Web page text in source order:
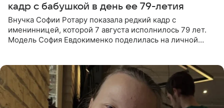
кадр с бабушкой в день ее 79-летия
Внучка Софии Ротару показала редкий кадр с
именинницей, которой 7 августа исполнилось 79 лет.
Модель София Евдокименко поделилась на личной